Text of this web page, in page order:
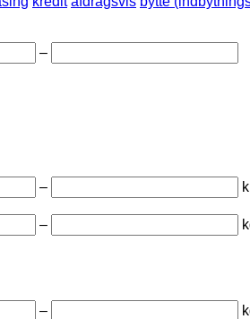
–
–
–
–